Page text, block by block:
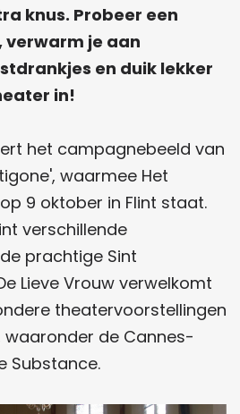
knus. Probeer een
verwarm je aan
en duik lekker
in!
het campagnebeeld van
waarmee Het
9 oktober in Flint staat.
verschillende
prachtige Sint
Lieve Vrouw verwelkomt
theatervoorstellingen
waaronder de Cannes-
Substance.